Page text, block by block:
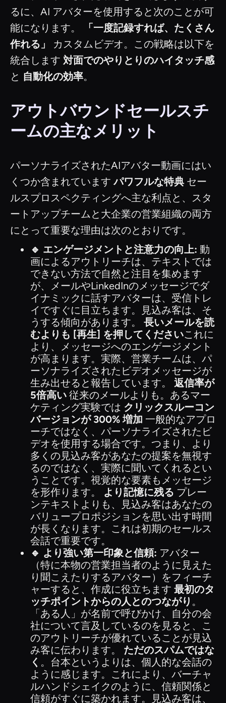
るに、AI アバターを使用すると次のことが可
能になります。
「一度記録すれば、たくさん
作れる」
カスタムビデオ。この戦略は以下を
統合します 対面でのやりとりのハイタッチ感
と 自動化の効率。
アウトバウンドセールスチ
ームの主なメリット
パーソナライズされたAIアバター動画にはい
くつか含まれていますパワフルな特典 セー
ルスプロスペクティングへ主な利点と、スタ
ートアップチームと大企業の営業組織の両方
にとって重要な理由は次のとおりです。
🔹 エンゲージメントと注意力の向上: 動
画によるアウトリーチは、テキストでは
できない方法で自然と注目を集めます
が、メールやLinkedInのメッセージでダ
イナミックに話すアバターは、受信トレ
イですぐに目立ちます。見込み客は、そ
うする傾向があります。 長いメールを読
むよりも [再生] を押してくださいこれに
より、メッセージへのエンゲージメント
が高まります。実際、営業チームは、パ
ーソナライズされたビデオメッセージが
生み出せると報告しています。 返信率が
5倍高い 従来のメールよりも。あるマー
ケティング実験では クリックスルーコン
バージョンが 300% 増加 一般的なアプロ
ーチではなく、パーソナライズされたビ
デオを使用する場合です。つまり、より
多くの見込み客があなたの提案を無視す
るのではなく、実際に聞いてくれるとい
うことです。視覚的な要素もメッセージ
を形作ります。 より記憶に残る プレー
ンテキストよりも、見込み客はあなたの
バリュープロポジションを思い出す時間
が長くなります。これは初期のセールス
会話で重要です。
🔹 より強い第一印象と信頼: アバター
（特に本物の営業担当者のように見えた
り聞こえたりするアバター）をフィーチ
ャーすると、作成に役立ちます 最初のタ
ッチポイントからの人とのつながり 。
「ある人」が名前で呼びかけ、自分の会
社について言及しているのを見ると、こ
のアウトリーチが優れていることが見込
み客に伝わります。 ただのスパムではな
く 。台本というよりは、個人的な会話の
ように感じます。これにより、バーチャ
ルハンドシェイクのように、信頼関係と
信頼がすぐに築かれます。見込み客は、